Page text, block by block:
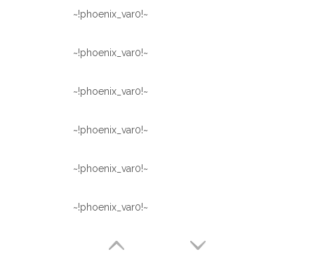
~!phoenix_var0!~
~!phoenix_var0!~
~!phoenix_var0!~
~!phoenix_var0!~
~!phoenix_var0!~
~!phoenix_var0!~